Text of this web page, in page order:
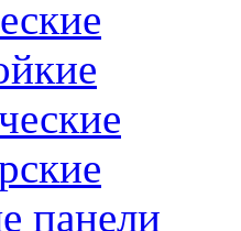
панели